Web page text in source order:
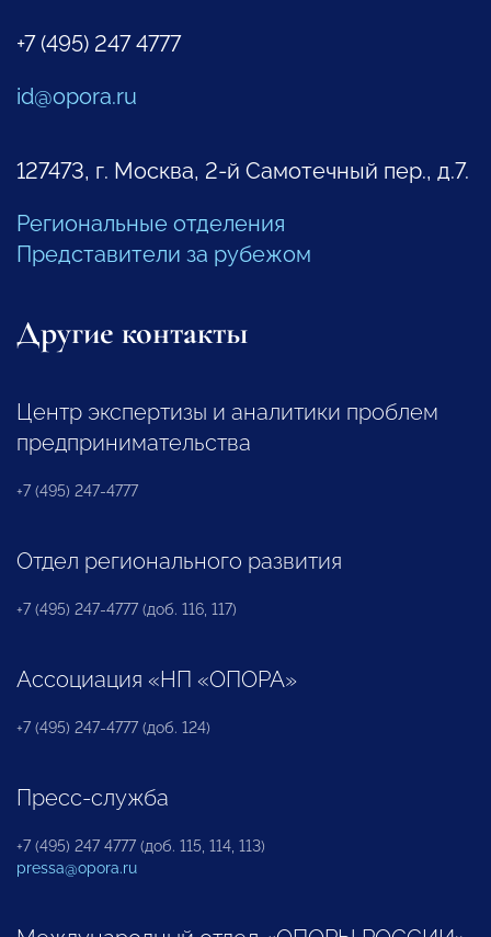
+7 (495) 247 4777
id@opora.ru
127473, г. Москва, 2-й Самотечный пер., д.7.
Региональные отделения
Представители за рубежом
Другие контакты
Центр экспертизы и аналитики проблем
предпринимательства
+7 (495) 247-4777
Отдел регионального развития
+7 (495) 247-4777 (доб. 116, 117)
Ассоциация «НП «ОПОРА»
+7 (495) 247-4777 (доб. 124)
Пресс-служба
+7 (495) 247 4777 (доб. 115, 114, 113)
pressa@opora.ru